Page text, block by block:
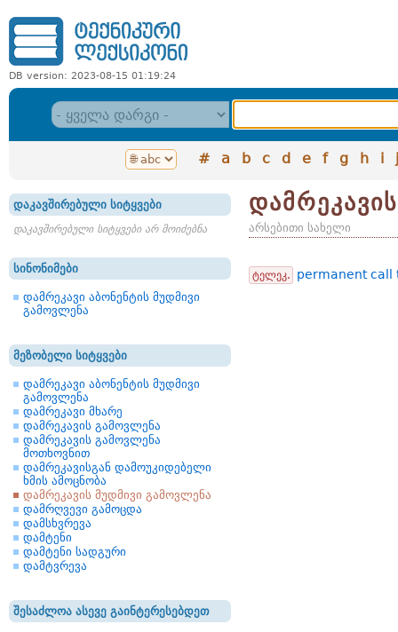
DB version: 2023-08-15 01:19:24
# a b c d e f g h i j
დაკავშირებული სიტყვები
დაკავშირებული სიტყვები არ მოიძებნა
სინონიმები
დამრეკავი აბონენტის მუდმივი
გამოვლენა
მეზობელი სიტყვები
დამრეკავი აბონენტის მუდმივი
გამოვლენა
დამრეკავი მხარე
დამრეკავის გამოვლენა
დამრეკავის გამოვლენა
მოთხოვნით
დამრეკავისგან დამოუკიდებელი
ხმის ამოცნობა
დამრეკავის მუდმივი გამოვლენა
დამრღვევი გამოცდა
დამსხვრევა
დამტენი
დამტენი სადგური
დამტვრევა
შესაძლოა ასევე გაინტერესებდეთ
არსებითი სახელი
ტელეკ. permanent call